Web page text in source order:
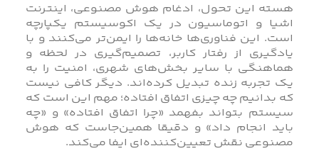
هسته این تحول، ادغام هوش مصنوعی، اینترنت
اشیا و اتوماسیون در یک اکوسیستم یکپارچه
است. این فناوری‌ها خانه‌ها را ایمن‌تر می‌کنند و با
یادگیری از رفتار کاربر، تصمیم‌گیری در لحظه و
هماهنگی با سایر بخش‌های شهری، امنیت را به
یک تجربه زنده تبدیل کرده‌اند. دیگر کافی نیست
که بدانیم چه چیزی اتفاق افتاده؛ مهم این است که
سیستم بتواند بفهمد «چرا اتفاق افتاده» و «چه
باید انجام داد» و دقیقا همین‌جاست که هوش
مصنوعی نقش تعیین‌کننده‌ای ایفا می‌کند.